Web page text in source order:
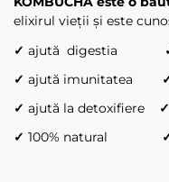
elixirul vieții și este
✓ ajută digestia
✓ ajută imunitatea
✓ ajută la detoxifiere ✓
✓ 100% natural